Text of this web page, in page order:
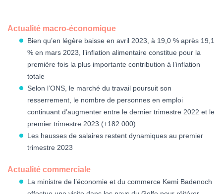
Actualité macro-économique
Bien qu’en légère baisse en avril 2023, à 19,0 % après 19,1
% en mars 2023, l’inflation alimentaire constitue pour la
première fois la plus importante contribution à l’inflation
totale
Selon l’ONS, le marché du travail poursuit son
resserrement, le nombre de personnes en emploi
continuant d’augmenter entre le dernier trimestre 2022 et le
premier trimestre 2023 (+182 000)
Les hausses de salaires restent dynamiques au premier
trimestre 2023
Actualité commerciale
La ministre de l’économie et du commerce Kemi Badenoch